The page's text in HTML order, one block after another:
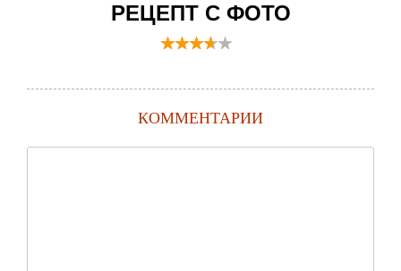
РЕЦЕПТ С ФОТО
КОММЕНТАРИИ